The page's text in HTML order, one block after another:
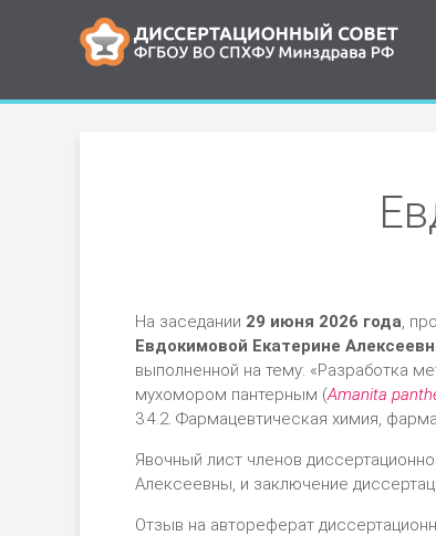
На заседании 29 июня 2026 года,
Евдокимовой Екатерине
выполненной на тему: «Разработка
мухомором пантерным (Аmanita
3.4.2. Фармацевтическая химия,
Явочный лист членов
Алексеевны, и заключение
Отзыв на автореферат